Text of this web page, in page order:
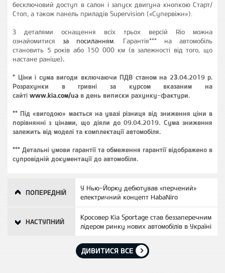
бесключовий доступ в салон і запуск двигуна кнопкою Старт/
Стоп, а також панель приладів Supervision («Супервіжн»).
З деталями оснащення всіх трьох версій Rio можна
ознайомитисяза посиланням . Гарантія*** на автомобіль
становить 5 років або 150 000 км (в залежності від того, що
настане раніше).
* Ціни і сума вигоди включаючи ПДВ станом на 23.04.2019 р.
Розрахунки в гривні за курсом вказаним на
сайті www.kia.сом/ua в день виписки рахунку-фактури.
** Під «вигодою» мається на увазі різниця від зниження ціни в
порівнянні з цінами, що діяли до 09.04.2019. Сума зниження
залежить від моделі та комплектації автомобіля.
*** Детальні умови гарантії та обмеження гарантії відображено в
супровідній документації до автомобіля.
ПОПЕРЕДНІЙ
У Нью-Йорку дебютував «перчений»
електричний концепт HabaNiro
НАСТУПНИЙ
Кросовер Kia Sportage став беззаперечним
лідером ринку нових автомобілів в Україні
ДИВИТИСЯ ВСЕ